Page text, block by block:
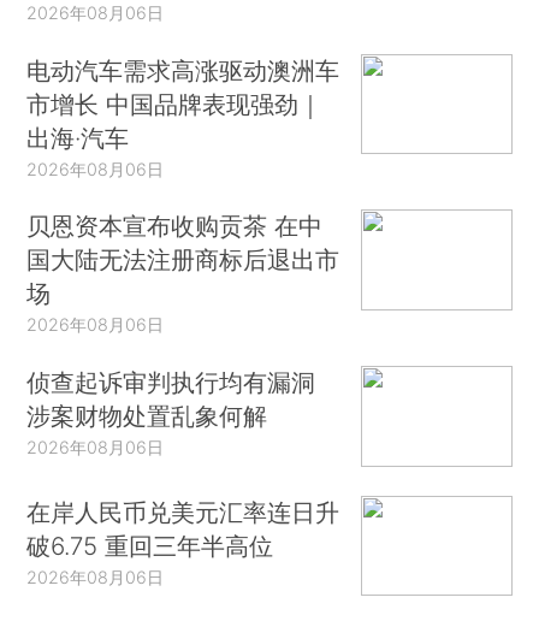
2026年08月06日
电动汽车需求高涨驱动澳洲车
市增长 中国品牌表现强劲｜
出海·汽车
2026年08月06日
贝恩资本宣布收购贡茶 在中
国大陆无法注册商标后退出市
场
2026年08月06日
侦查起诉审判执行均有漏洞
涉案财物处置乱象何解
2026年08月06日
在岸人民币兑美元汇率连日升
破6.75 重回三年半高位
2026年08月06日